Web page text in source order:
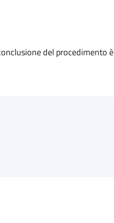
del procedimento è